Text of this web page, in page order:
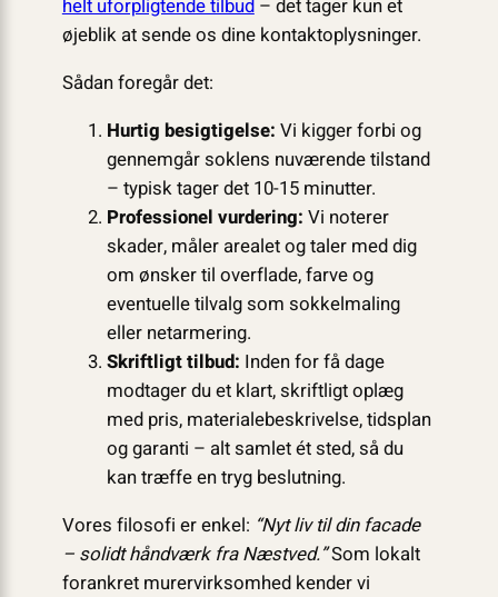
helt uforpligtende tilbud– det tager kun et
øjeblik at sende os dine kontaktoplysninger.
Sådan foregår det:
Hurtig besigtigelse: Vi kigger forbi og
gennemgår soklens nuværende tilstand
– typisk tager det 10-15 minutter.
Professionel vurdering: Vi noterer
skader, måler arealet og taler med dig
om ønsker til overflade, farve og
eventuelle tilvalg som sokkelmaling
eller netarmering.
Skriftligt tilbud: Inden for få dage
modtager du et klart, skriftligt oplæg
med pris, materialebeskrivelse, tidsplan
og garanti – alt samlet ét sted, så du
kan træffe en tryg beslutning.
Vores filosofi er enkel: “Nyt liv til din facade
– solidt håndværk fra Næstved.”Som lokalt
forankret murervirksomhed kender vi